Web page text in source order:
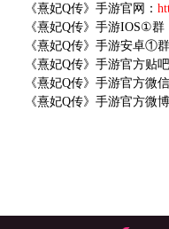
《熹妃Q传》手游官网：
《熹妃Q传》手游IOS①群
《熹妃Q传》手游安卓①群
《熹妃Q传》手游官方贴吧
《熹妃Q传》手游官方微信
《熹妃Q传》手游官方微